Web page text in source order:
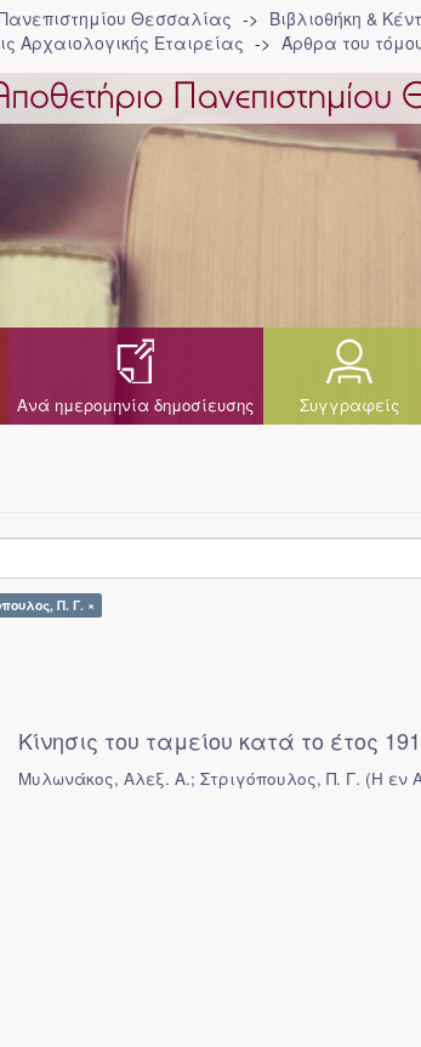
Θεσσαλίας Βιβλιοθήκη &
Αρχαιολογικής Εταιρείας
Άρθρα του
Ανά ημερομηνία δημοσίευσης Συγγραφείς
Π. Γ. ×
Κίνησις του ταμείου κατά το έτος
Μυλωνάκος, Αλεξ. Α.; Στριγόπουλος, Π. Γ. (Η εν